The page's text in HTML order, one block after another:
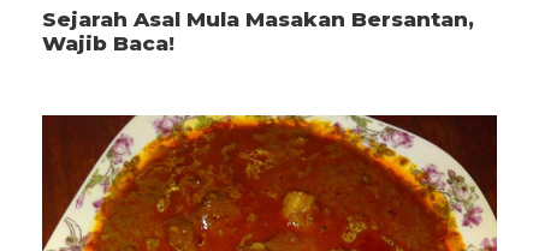
Sejarah Asal Mula Masakan Bersantan,
Wajib Baca!